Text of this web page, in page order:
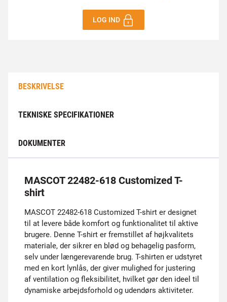
LOG IND
BESKRIVELSE
TEKNISKE SPECIFIKATIONER
DOKUMENTER
MASCOT 22482-618 Customized T-
shirt
MASCOT 22482-618 Customized T-shirt er designet
til at levere både komfort og funktionalitet til aktive
brugere. Denne T-shirt er fremstillet af højkvalitets
materiale, der sikrer en blød og behagelig pasform,
selv under længerevarende brug. T-shirten er udstyret
med en kort lynlås, der giver mulighed for justering
af ventilation og fleksibilitet, hvilket gør den ideel til
dynamiske arbejdsforhold og udendørs aktiviteter.